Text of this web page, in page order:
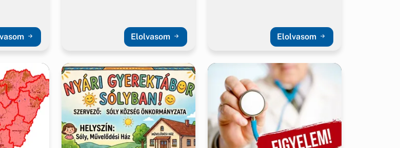
Elolvasom Elolvasom